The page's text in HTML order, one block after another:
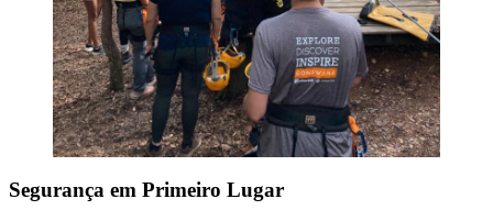
Segurança em Primeiro Lugar